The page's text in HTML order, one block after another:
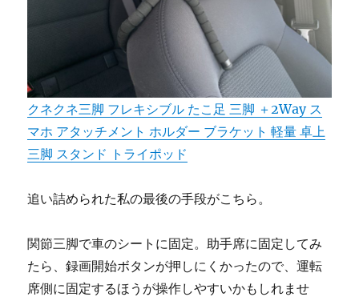
クネクネ三脚 フレキシブル たこ足 三脚 ＋2Way ス
マホ アタッチメント ホルダー ブラケット 軽量 卓上
三脚 スタンド トライポッド
追い詰められた私の最後の手段がこちら。
関節三脚で車のシートに固定。助手席に固定してみ
たら、録画開始ボタンが押しにくかったので、運転
席側に固定するほうが操作しやすいかもしれませ